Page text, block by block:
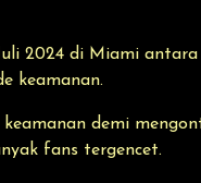
2024 di Miami
keamanan.
demi
fans tergencet.